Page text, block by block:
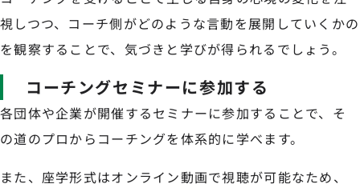
視しつつ、コーチ側がどのような言動を展開していくかの
を観察することで、気づきと学びが得られるでしょう。
コーチングセミナーに参加する
各団体や企業が開催するセミナーに参加することで、そ
の道のプロからコーチングを体系的に学べます。
また、座学形式はオンライン動画で視聴が可能なため、